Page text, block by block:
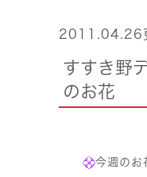
2011.04.26
すすき野
のお花
今週のお